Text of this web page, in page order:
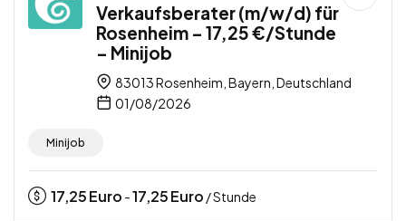
Verkaufsberater (m/w/d) für
Rosenheim – 17,25 €/Stunde
– Minijob
83013 Rosenheim, Bayern, Deutschland
01/08/2026
Minijob
17,25Euro -17,25Euro / Stunde